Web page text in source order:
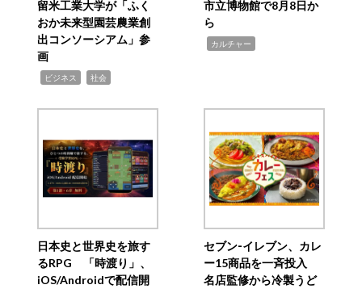
留米工業大学が「ふく
おか未来型園芸農業創
出コンソーシアム」参
画
ビジネス 社会
市立博物館で8月8日か
ら
カルチャー
日本史と世界史を旅す
るRPG 「時渡り」、
iOS/Androidで配信開
セブン‐イレブン、カレ
ー15商品を一斉投入
名店監修から冷製うど